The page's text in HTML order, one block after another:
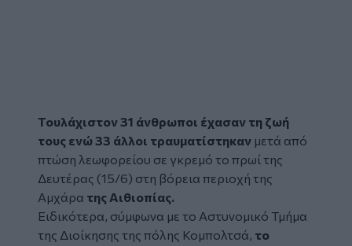
Τουλάχιστον 31 άνθρωποι έχασαν τη ζωή
τους ενώ 33 άλλοι τραυματίστηκαν μετά από
πτώση λεωφορείου σε γκρεμό το πρωί της
Δευτέρας (15/6) στη βόρεια περιοχή της
Αμχάρα της Αιθιοπίας.
Ειδικότερα, σύμφωνα με το Αστυνομικό Τμήμα
της Διοίκησης της πόλης Κομπολτσά, το